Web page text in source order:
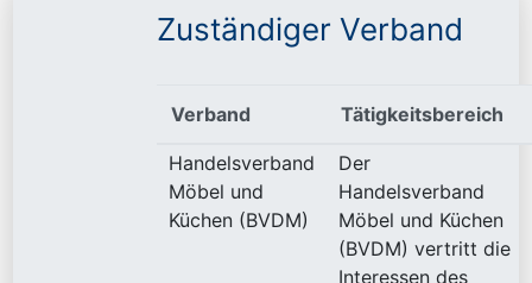
Zuständiger Verband
Verband Tätigkeitsbereich
Handelsverband
Möbel und
Küchen (BVDM)
Der
Handelsverband
Möbel und Küchen
(BVDM) vertritt die
Interessen des